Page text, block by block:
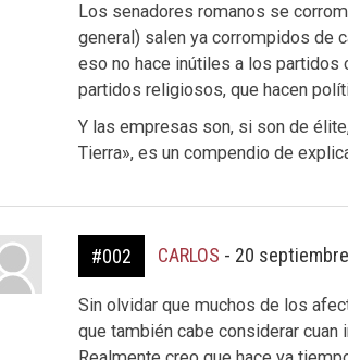
Los senadores romanos se
general) salen ya corrompidos de
eso no hace inútiles a los
partidos religiosos, que hacen
Y las empresas son, si son de
Tierra», es un compendio de
#002 CARLOS - 20
Sin olvidar que muchos de los
que también cabe considerar